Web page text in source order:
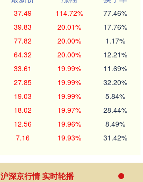
37.49 114.72% 77.46%
39.83 20.01% 17.76%
77.82 20.00% 1.17%
64.32 20.00% 12.21%
33.61 19.99% 11.69%
27.85 19.99% 32.20%
19.03 19.99% 5.84%
18.02 19.97% 28.44%
12.56 19.96% 8.49%
7.16 19.93% 31.42%
沪深京行情 实时轮播